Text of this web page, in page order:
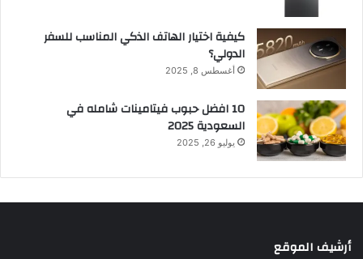
كيفية اختيار الهاتف الذكي المناسب للسفر
الدولي؟
أغسطس 8, 2025
10 افضل حبوب فيتامينات شامله​ في
السعودية 2025
يوليو 26, 2025
أرشيف الموقع